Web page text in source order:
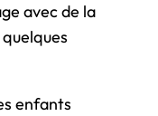
avec de la
enfants